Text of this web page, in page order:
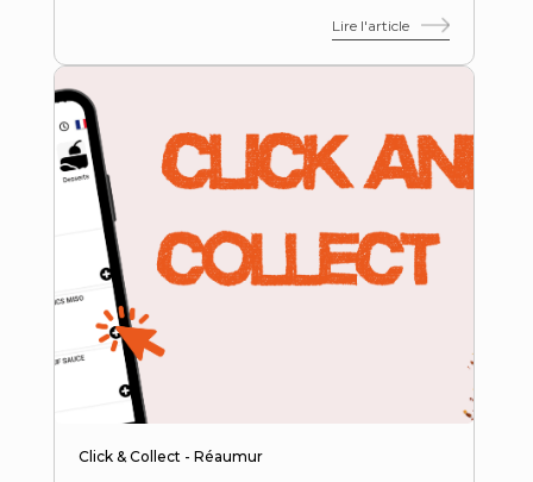
Lire l'article
Click & Collect - Réaumur